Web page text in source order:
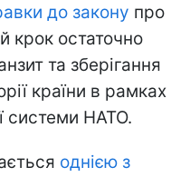
до закону про
крок остаточно
та зберігання
країни в рамках
системи НАТО.
однією з